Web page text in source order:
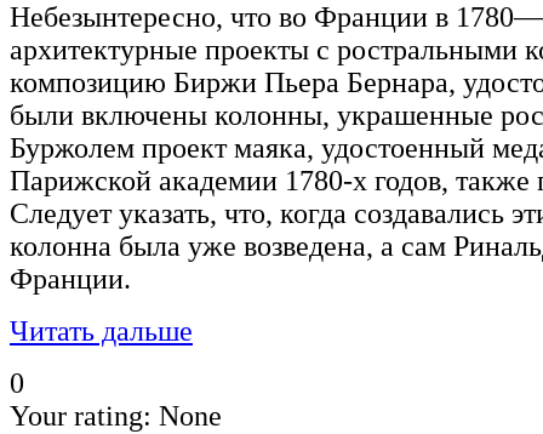
Небезынтересно, что во Франции в
архитектурные проекты с ростральными
композицию Биржи Пьера Бернара,
были включены колонны, украшенные
Буржолем проект маяка, удостоенный
Парижской академии 1780-х годов, также
Следует указать, что, когда создавались
колонна была уже возведена, а сам
Франции.
Читать дальше
0
Your rating: None